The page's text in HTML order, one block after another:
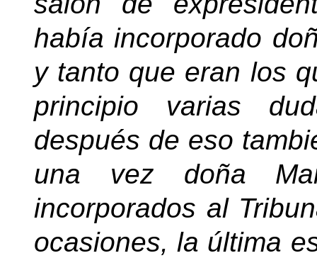
había incorporado
y tanto que eran los
principio varias
después de eso
una vez doña
incorporados al
ocasiones, la última